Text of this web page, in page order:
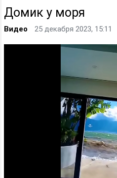
Домик у моря
Видео 25 декабря 2023, 15:11